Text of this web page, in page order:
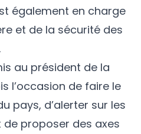
également en charge
et de la sécurité des
au président de la
l’occasion de faire le
pays, d’alerter sur les
proposer des axes